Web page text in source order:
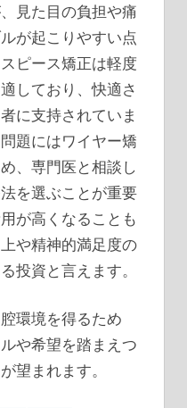
見た目の負担や痛
が起こりやすい点
ピース矯正は軽度
しており、快適さ
に支持されていま
題にはワイヤー矯
、専門医と相談し
を選ぶことが重要
が高くなることも
や精神的満足度の
投資と言えます。
環境を得るため
や希望を踏まえつ
望まれます。